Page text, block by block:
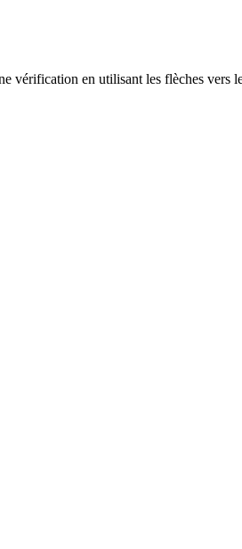
vérification en utilisant les flèches vers